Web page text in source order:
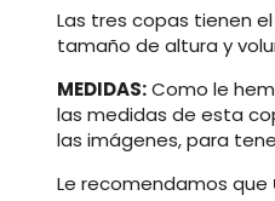
Las tres copas tienen
tamaño de altura y
MEDIDAS:Como le
las medidas de esta
las imágenes, para
Le recomendamos que